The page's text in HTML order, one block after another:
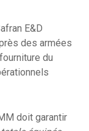
E&D
des armées
du
doit garantir